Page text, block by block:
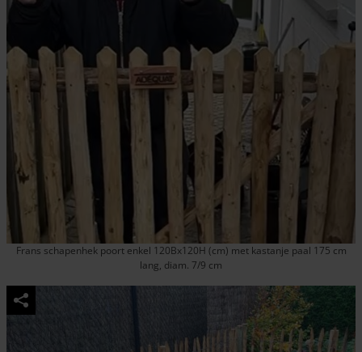
Frans schapenhek poort enkel 120Bx120H (cm) met kastanje paal 175 cm
lang, diam. 7/9 cm